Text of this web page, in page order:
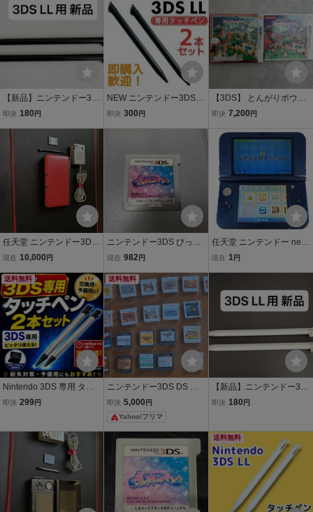
【新品】ニンテンドー3D
S LL用 タッチペン(ブラッ
即決 180 円
NEW ニンテンドー3DS L
L タッチペン 2本セット
即決 300 円
【3DS】 とんがりボウシ
と魔法の町 [スペシャルパ
即決 7,200 円
任天堂 ニンテンドー3DS
LL レッド×ブラック 本体
ード付
現在 10,000 円
ニンテンドー3DS びっく
り!とびだす!魔法のペン
現在 982 円
任天堂 ニンテンドー new
NINTENDO 3DS LL 本体
1-014
現在 1 円
送料無料
Nintendo 3DS 専用 タッ
チペン 2本セット 交換用
ブラック 互換タッチペン
即決 299円
送料無料
ニンテンドー3DS DS ソ
フト まとめ売り 21本セッ
ト質問大歓迎
即決 5,000 円
Yahoo!フリマ
【新品】ニンテンドー3D
S LL用 タッチペン(ホワイ
即決 180 円
送料無料